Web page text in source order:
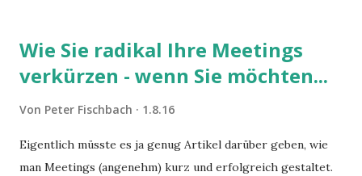
Wie Sie radikal Ihre Meetings
verkürzen - wenn Sie möchten...
Von Peter Fischbach 1.8.16
Eigentlich müsste es ja genug Artikel darüber geben, wie
man Meetings (angenehm) kurz und erfolgreich gestaltet.